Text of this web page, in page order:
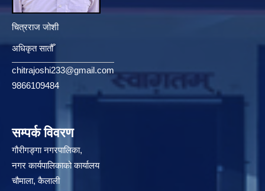
चित्रराज जोशी
अधिकृत सातौँ
chitrajoshi233@gmail.com
9866109484
सम्पर्क विवरण
गौरीगङ्गा नगरपालिका,
नगर कार्यपालिकाको कार्यालय
चौमाला, कैलाली